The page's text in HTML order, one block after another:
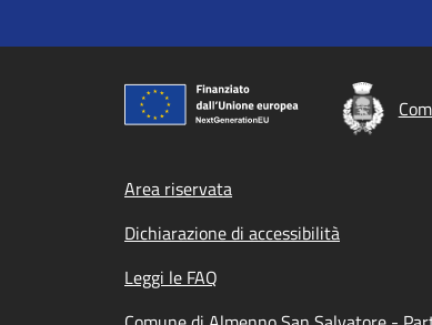
Footer menu
Area riservata
Dichiarazione di accessibilità
Leggi le FAQ